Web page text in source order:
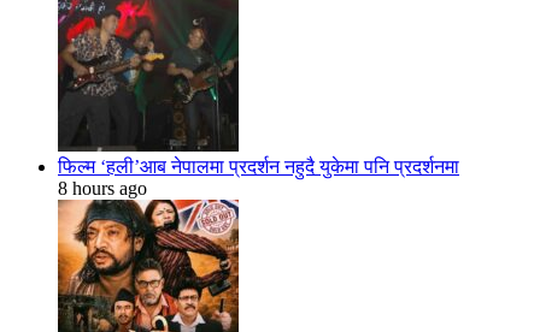
फिल्म ‘हली’आब नेपालमा प्रदर्शन नहुदै युकेमा पनि प्रदर्शनमा
8 hours ago